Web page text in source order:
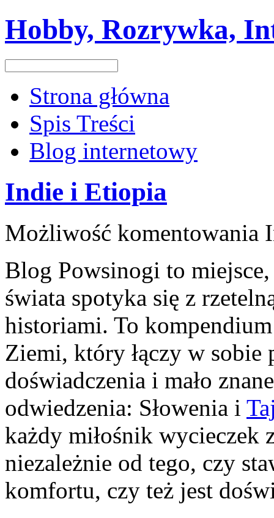
Hobby, Rozrywka,
Strona główna
Spis Treści
Blog internetowy
Indie i Etiopia
Możliwość komentowania
Blog Powsinogi to
świata spotyka się z
historiami. To
Ziemi, który łączy w sobie
doświadczenia i mało
odwiedzenia: Słowenia i
każdy miłośnik wycieczek
niezależnie od tego, czy
komfortu, czy też jest